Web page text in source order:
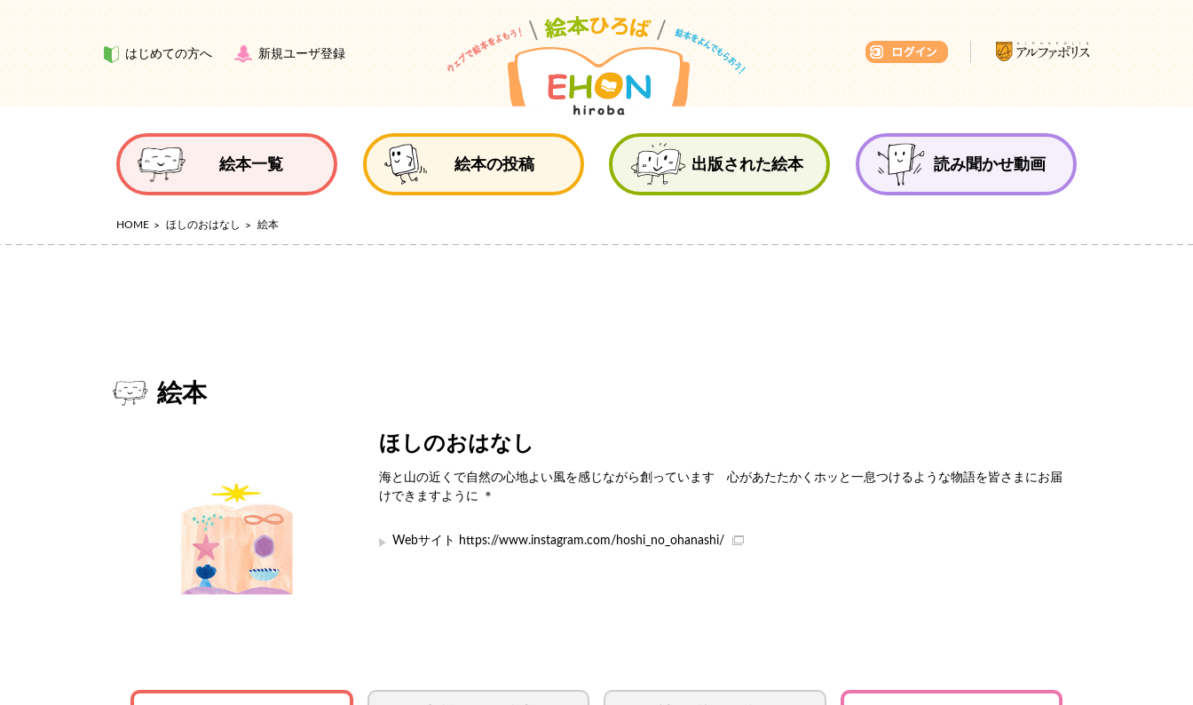
はじめての方へ 新規ユーザ登録
絵本一覧 絵本の投稿 出版された絵本 読み聞かせ動画
HOME ほしのおはなし 絵本
絵本
ほしのおはなし
海と山の近くで自然の心地よい風を感じながら創っています 心があたたかくホッと一息つけるような物語を皆さまにお届
けできますように ＊
Webサイト https://www.instagram.com/hoshi_no_ohanashi/